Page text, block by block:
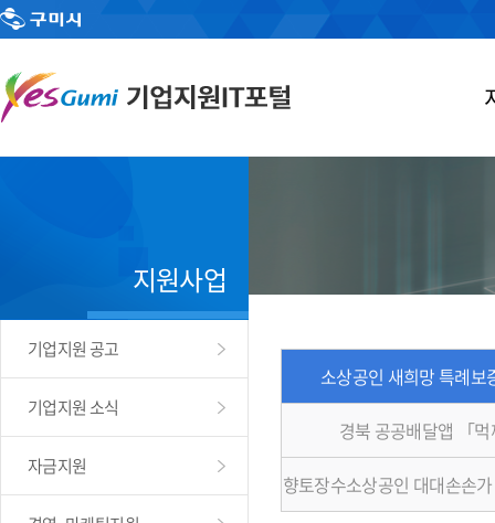
지원사업
기업지원 공고
기업지원 소식
자금지원
소상공인 새희망 특례보
경북 공공배달앱 「
향토장수소상공인 대대손손